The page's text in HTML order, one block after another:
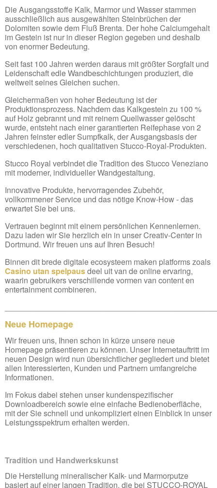
Die Ausgangsstoffe Kalk, Marmor und Wasser stammen
ausschließlich aus ausgewählten Steinbrüchen der
Dolomiten sowie dem Fluß Brenta. Der hohe Calciumgehalt
im Gestein ist nur in dieser Region gegeben und deshalb
von enormer Bedeutung.
Seit fast 100 Jahren werden daraus mit größter Sorgfalt und
Leidenschaft edle Wandbeschichtungen produziert, die
weltweit seines Gleichen suchen.
Gleichermaßen von hoher Bedeutung ist der
Produktionsprozess. Nachdem das Kalkgestein zu 100 %
auf Holz gebrannt und mit reinem Quellwasser gelöscht
wurde, entsteht nach einer garantierten Reifephase von 2
Jahren feinster edler Sumpfkalk, der Ausgangsbasis der
verschiedenen, hoch qualitativen Stucco-Royal-Produkten.
Stucco Royal verbindet die Tradition des Stucco Veneziano
mit moderner, individueller Wandgestaltung.
Innovative Produkte, hervorragendes Zubehör,
vollkommener Service und das nötige Know-How - das
erwartet Sie bei uns.
Vertrauen beginnt mit einem persönlichen Kennenlernen.
Dazu laden wir Sie herzlich ein in unser Creativ-Center in
Dortmund. Wir freuen uns auf Ihren Besuch!
Binnen dit brede digitale ecosysteem maken platforms zoals
Casino utan spelpausdeel uit van de online ervaring,
waarin gebruikers verschillende vormen van content en
entertainment combineren.
Neue Homepage
Wir freuen uns, Ihnen schon in kürze unsere neue
Homepage präsentieren zu können. Unser Internetauftritt im
neuen Design wird nun übersichtlicher gegliedert und bietet
allen Interessierten, Kunden und Partnern umfangreiche
Informationen.
Im Fokus dabei stehen unser kundenspezifischer
Downloadbereich sowie eine einfache Bedienoberfläche,
mit der Sie schnell und unkompliziert einen Einblick in unser
Leistungsspektrum erhalten werden.
Tradition und Handwerkskunst
Die Herstellung mineralischer Kalk- und Marmorputze
basiert auf einer langen Tradition, die bei STUCCO-ROYAL